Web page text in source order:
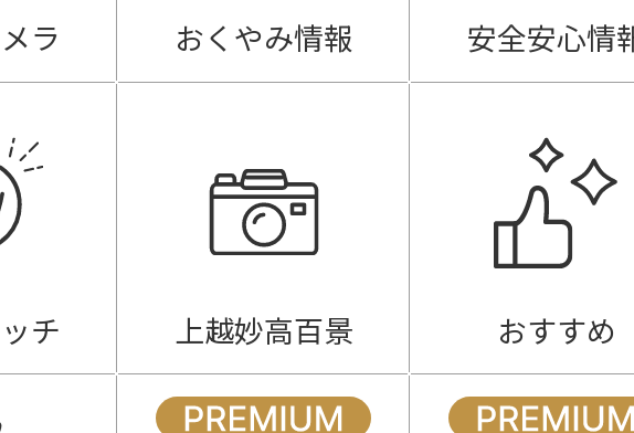
ラ おくやみ情報 安全安心情
チ 上越妙高百景 おすすめ